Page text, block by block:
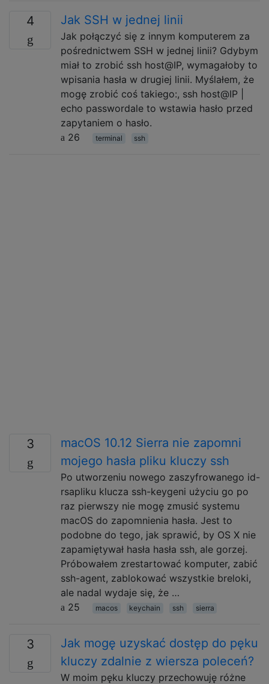
4 Jak SSH w jednej linii
Jak połączyć się z innym komputerem za
pośrednictwem SSH w jednej linii? Gdybym
miał to zrobić ssh host@IP, wymagałoby to
wpisania hasła w drugiej linii. Myślałem, że
mogę zrobić coś takiego:, ssh host@IP |
echo passwordale to wstawia hasło przed
zapytaniem o hasło.
26
terminal ssh
3
macOS 10.12 Sierra nie zapomni
mojego hasła pliku kluczy ssh
Po utworzeniu nowego zaszyfrowanego id-
rsapliku klucza ssh-keygeni użyciu go po
raz pierwszy nie mogę zmusić systemu
macOS do zapomnienia hasła. Jest to
podobne do tego, jak sprawić, by OS X nie
zapamiętywał hasła hasła ssh, ale gorzej.
Próbowałem zrestartować komputer, zabić
ssh-agent, zablokować wszystkie breloki,
ale nadal wydaje się, że …
25
macos keychain ssh sierra
3
Jak mogę uzyskać dostęp do pęku
kluczy zdalnie z wiersza poleceń?
W moim pęku kluczy przechowuję różne